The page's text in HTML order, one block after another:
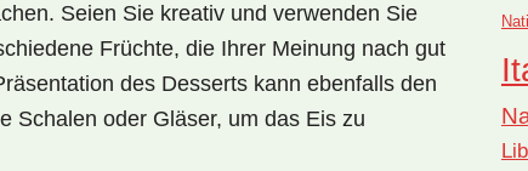
Seien Sie kreativ und verwenden Sie
Früchte, die Ihrer Meinung nach gut
des Desserts kann ebenfalls den
Schalen oder Gläser, um das Eis zu